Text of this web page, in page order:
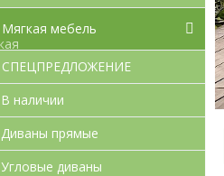
Мягкая мебель
СПЕЦПРЕДЛОЖЕНИЕ
В наличии
Диваны прямые
Угловые диваны